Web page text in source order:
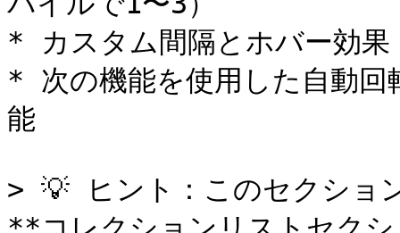
* カスタム間隔とホバー効果
* 次の機能を使用した自動
能
> 💡 ヒント：このセクショ